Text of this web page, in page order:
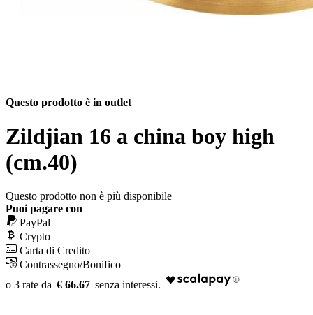
Questo prodotto è in outlet
Zildjian 16 a china boy high
(cm.40)
Questo prodotto non è più disponibile
Puoi pagare con
PayPal
Crypto
Carta di Credito
Contrassegno/Bonifico
€ 66.67